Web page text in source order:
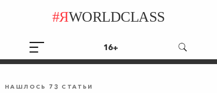
#ЯWORLDCLASS
16+
НАШЛОСЬ 73 СТАТЬИ